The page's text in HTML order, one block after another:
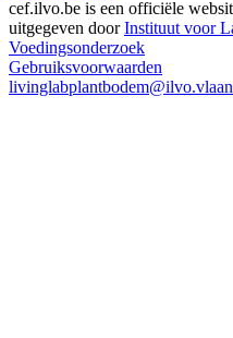
cef.ilvo.be is een officiële
uitgegeven doorInstituut voor
Voedingsonderzoek
Gebruiksvoorwaarden